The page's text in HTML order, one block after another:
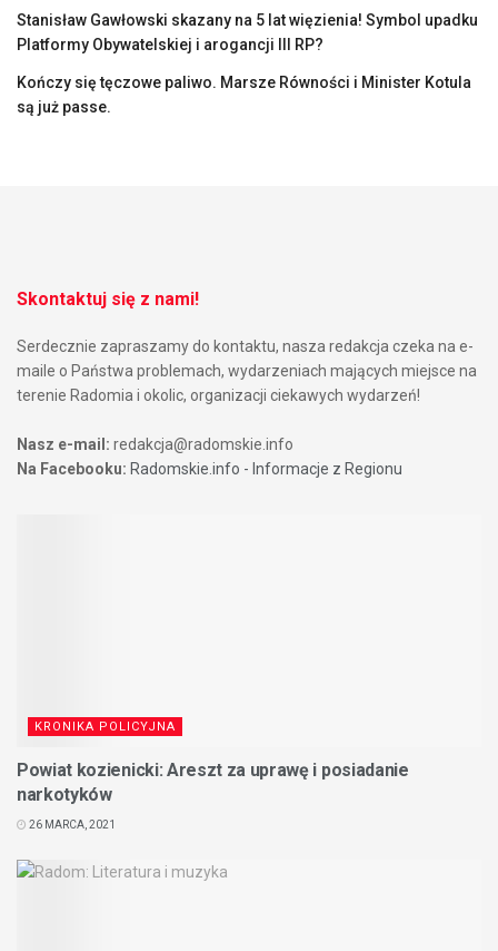
Stanisław Gawłowski skazany na 5 lat więzienia! Symbol upadku
Platformy Obywatelskiej i arogancji III RP?
Kończy się tęczowe paliwo. Marsze Równości i Minister Kotula
są już passe.
Skontaktuj się z nami!
Serdecznie zapraszamy do kontaktu, nasza redakcja czeka na e-
maile o Państwa problemach, wydarzeniach mających miejsce na
terenie Radomia i okolic, organizacji ciekawych wydarzeń!
Nasz e-mail: redakcja@radomskie.info
Na Facebooku: Radomskie.info - Informacje z Regionu
KRONIKA POLICYJNA
Powiat kozienicki: Areszt za uprawę i posiadanie
narkotyków
26 MARCA, 2021